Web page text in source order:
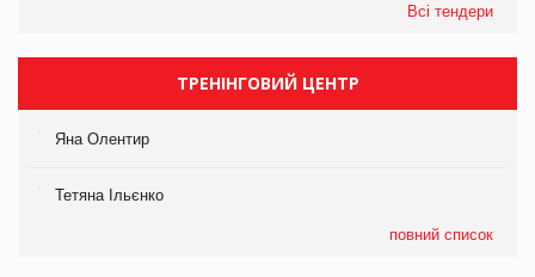
Всі тендери
ТРЕНІНГОВИЙ ЦЕНТР
Яна Олентир
Тетяна Ільєнко
повний список